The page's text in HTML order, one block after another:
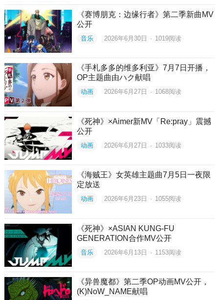
《赛博朋克：边缘行者》第二季新曲MV
公开
音乐 2026年6月30日 · 1019阅读
《手札多多的维多利亚》7月7日开播，
OP主题曲由ハク献唱
动画 2026年6月27日 · 1068阅读
《死神》×Aimer新MV「Re:pray」震撼
公开
动画 2026年6月27日 · 1033阅读
《海贼王》女英雄主题曲7月5日一夜限
定放送
动画 2026年6月23日 · 1055阅读
《死神》×ASIAN KUNG-FU
GENERATION合作MV公开
音乐 2026年6月13日 · 1153阅读
《异兽魔都》第二季OP动画MV公开，
(K)NoW_NAME献唱